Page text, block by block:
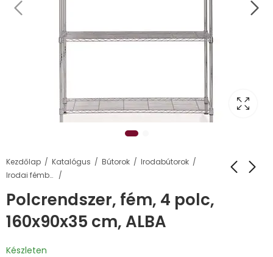
Kezdőlap Katalógus Bútorok
Irodabútorok
Irodai fémbútorok, öltözőszekrények
Polcrendszer, fém, 4 polc,
160x90x35 cm, ALBA
Készleten